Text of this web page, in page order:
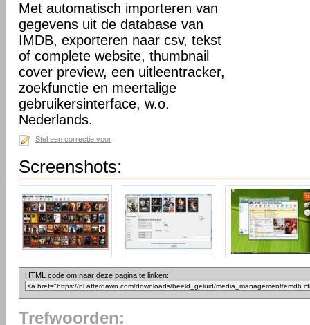
Met automatisch importeren van
gegevens uit de database van
IMDB, exporteren naar csv, tekst
of complete website, thumbnail
cover preview, een uitleentracker,
zoekfunctie en meertalige
gebruikersinterface, w.o.
Nederlands.
Stel een correctie voor
Screenshots:
HTML code om naar deze pagina te linken:
Trefwoorden: